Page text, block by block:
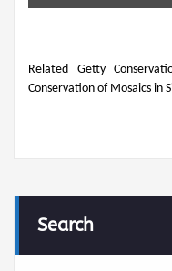
Related Getty
Conservation of Mosaics in
Search